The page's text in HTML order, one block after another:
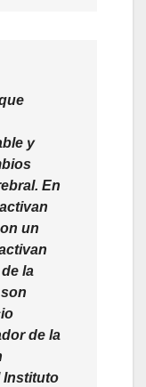
y
En
un
la
de la
Instituto